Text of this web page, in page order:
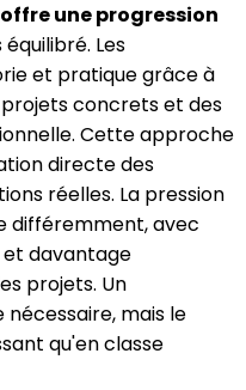
une progression
Les
et pratique grâce à
concrets et des
Cette approche
directe des
réelles. La pression
différemment, avec
davantage
projets. Un
mais le
qu'en classe